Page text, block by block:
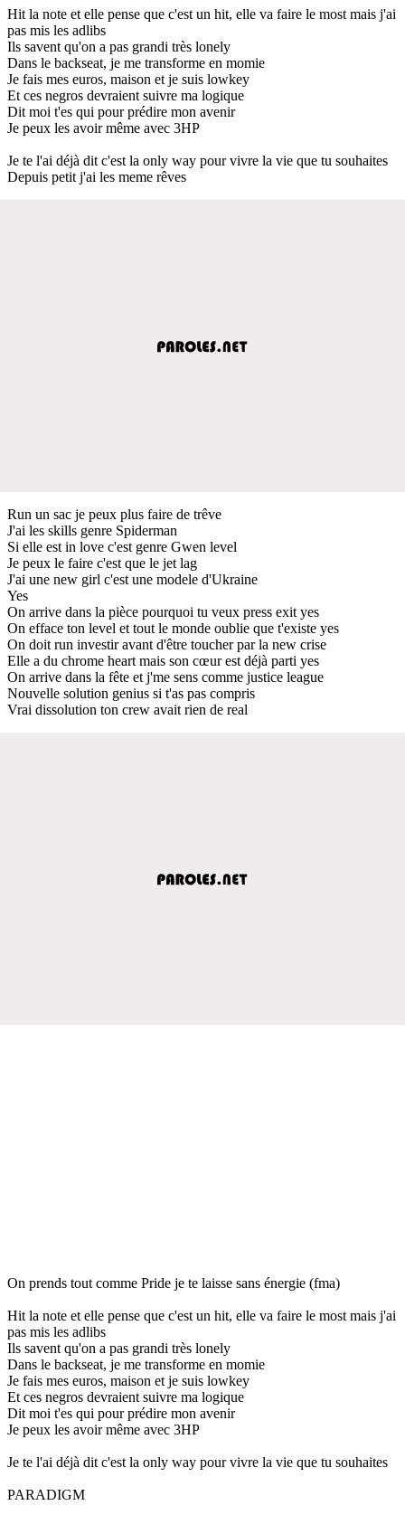
Hit la note et elle pense que c'est un hit, elle va faire le most mais j'ai
pas mis les adlibs
Ils savent qu'on a pas grandi très lonely
Dans le backseat, je me transforme en momie
Je fais mes euros, maison et je suis lowkey
Et ces negros devraient suivre ma logique
Dit moi t'es qui pour prédire mon avenir
Je peux les avoir même avec 3HP
Je te l'ai déjà dit c'est la only way pour vivre la vie que tu souhaites
Depuis petit j'ai les meme rêves
Run un sac je peux plus faire de trêve
J'ai les skills genre Spiderman
Si elle est in love c'est genre Gwen level
Je peux le faire c'est que le jet lag
J'ai une new girl c'est une modele d'Ukraine
Yes
On arrive dans la pièce pourquoi tu veux press exit yes
On efface ton level et tout le monde oublie que t'existe yes
On doit run investir avant d'être toucher par la new crise
Elle a du chrome heart mais son cœur est déjà parti yes
On arrive dans la fête et j'me sens comme justice league
Nouvelle solution genius si t'as pas compris
Vrai dissolution ton crew avait rien de real
On prends tout comme Pride je te laisse sans énergie (fma)
Hit la note et elle pense que c'est un hit, elle va faire le most mais j'ai
pas mis les adlibs
Ils savent qu'on a pas grandi très lonely
Dans le backseat, je me transforme en momie
Je fais mes euros, maison et je suis lowkey
Et ces negros devraient suivre ma logique
Dit moi t'es qui pour prédire mon avenir
Je peux les avoir même avec 3HP
Je te l'ai déjà dit c'est la only way pour vivre la vie que tu souhaites
PARADIGM